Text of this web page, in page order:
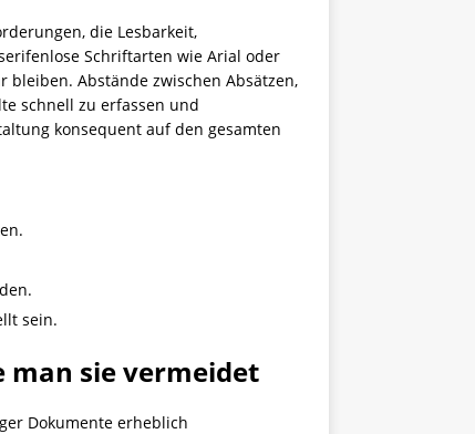
die Lesbarkeit,
Schriftarten wie Arial oder
Abstände zwischen Absätzen,
schnell zu erfassen und
konsequent auf den gesamten
sein.
man sie vermeidet
Dokumente erheblich